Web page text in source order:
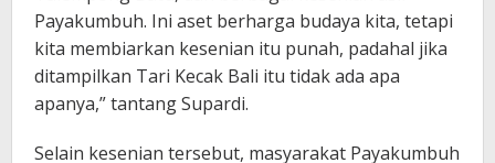
Payakumbuh. Ini aset berharga budaya kita, tetapi
kita membiarkan kesenian itu punah, padahal jika
ditampilkan Tari Kecak Bali itu tidak ada apa
apanya,” tantang Supardi.
Selain kesenian tersebut, masyarakat Payakumbuh